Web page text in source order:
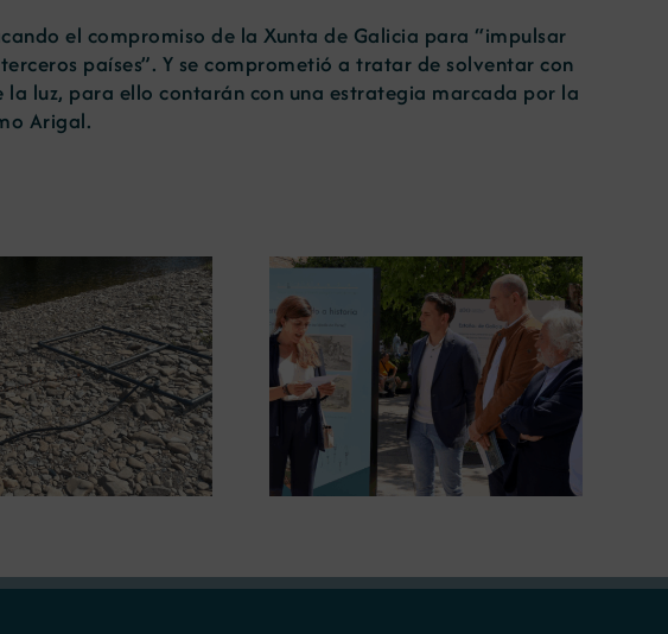
el compromiso de la Xunta de Galicia para “impulsar
países”. Y se comprometió a tratar de solventar con
luz, para ello contarán con una estrategia marcada por la
Arigal.
La COMG inaugura en
Ourense la exposición
‘Tesouros da terra’
La COMG lleva a Vigo la
exposición ‘Tesouros da terra’